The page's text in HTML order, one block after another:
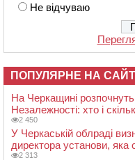
Не відчуваю
ПОПУЛЯРНЕ НА САЙТІ
На Черкащині
Незалежності: хто і
2 450
У Черкаській облраді
директора установи, яка
2 313